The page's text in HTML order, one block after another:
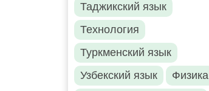
Таджикский язык
Технология
Туркменский язык
Узбекский язык
Физика